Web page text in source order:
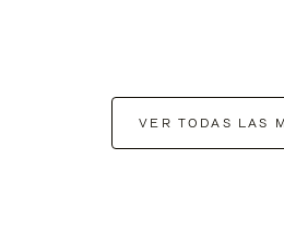
VER TODAS LAS